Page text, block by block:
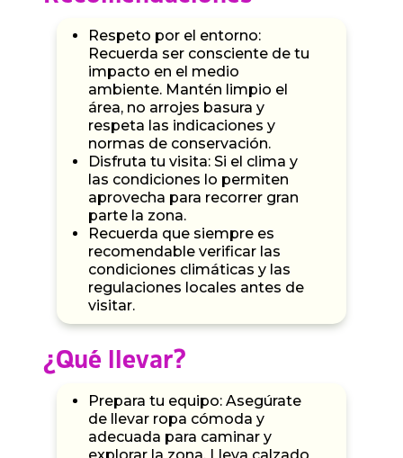
Respeto por el entorno:
Recuerda ser consciente de tu
impacto en el medio
ambiente. Mantén limpio el
área, no arrojes basura y
respeta las indicaciones y
normas de conservación.
Disfruta tu visita: Si el clima y
las condiciones lo permiten
aprovecha para recorrer gran
parte la zona.
Recuerda que siempre es
recomendable verificar las
condiciones climáticas y las
regulaciones locales antes de
visitar.
¿Qué llevar?
Prepara tu equipo: Asegúrate
de llevar ropa cómoda y
adecuada para caminar y